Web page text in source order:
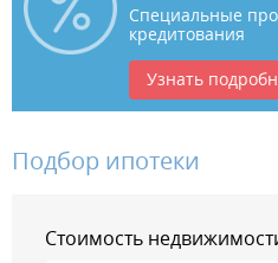
Специальные
кредитования
Узнать
Подбор ипотеки
Стоимость